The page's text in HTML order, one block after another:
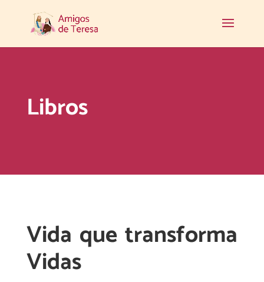
Libros
Vida que transforma
Vidas